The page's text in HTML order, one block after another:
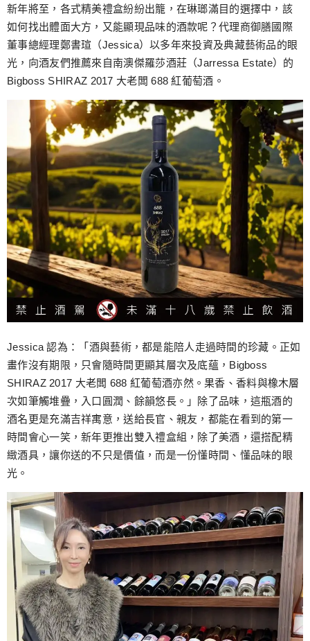
跳
至
主
要
內
新年將至，各式精美禮盒紛紛出籠，在琳瑯滿目的選擇中，該
如何找出體面大方，又能顯現品味的酒款呢？代理商御膳國際
董事總經理鄭書瑄（Jessica）以多年來投資及典藏藝術品的眼
光，向酒友們推薦來自南澳傑羅莎酒莊（Jarressa Estate）的
Bigboss SHIRAZ 2017 大老闆 688 紅葡萄酒。
Jessica 認為：「酒與藝術，都是能陪人走過時間的珍藏。正如
畫作沒有期限，只會隨時間更顯其層次及底蘊，Bigboss
SHIRAZ 2017 大老闆 688 紅葡萄酒亦然。果香、香料與橡木層
次如筆觸堆疊，入口圓潤、餘韻悠長。」除了品味，這瓶酒的
酒名更是充滿吉祥寓意，送給長官、親友，都能在看到的第一
時間會心一笑，新年更推出雙入禮盒組，除了美酒，還搭配精
緻酒具，讓你送的不只是價值，而是一份懂時間、懂品味的眼
光。